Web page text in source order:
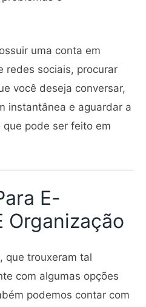
uma conta em
redes sociais, procurar
você deseja conversar,
instantânea e aguardar a
que pode ser feito em
E-
Organização
que trouxeram tal
com algumas opções
podemos contar com